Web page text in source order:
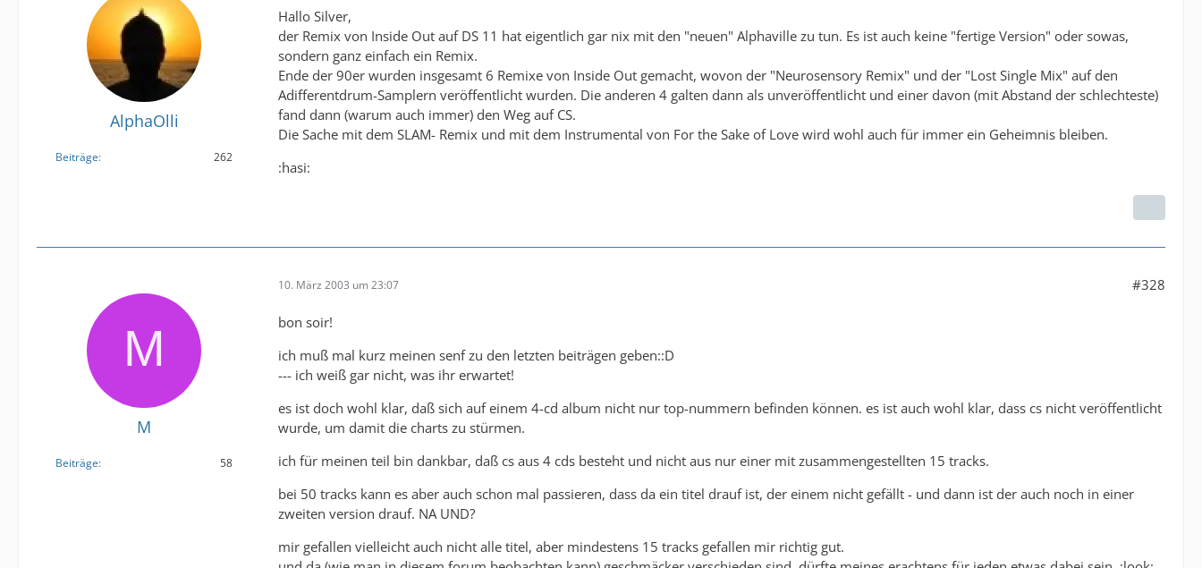
AlphaOlli
Beiträge 262
Hallo Silver,
der Remix von Inside Out auf DS 11 hat eigentlich gar nix mit den "neuen" Alphaville zu tun. Es ist auch keine "fertige Version" oder sowas,
sondern ganz einfach ein Remix.
Ende der 90er wurden insgesamt 6 Remixe von Inside Out gemacht, wovon der "Neurosensory Remix" und der "Lost Single Mix" auf den
Adifferentdrum-Samplern veröffentlicht wurden. Die anderen 4 galten dann als unveröffentlicht und einer davon (mit Abstand der schlechteste)
fand dann (warum auch immer) den Weg auf CS.
Die Sache mit dem SLAM- Remix und mit dem Instrumental von For the Sake of Love wird wohl auch für immer ein Geheimnis bleiben.
:hasi:
M
Beiträge 58
10. März 2003 um 23:07 #328
bon soir!
ich muß mal kurz meinen senf zu den letzten beiträgen geben::D
--- ich weiß gar nicht, was ihr erwartet!
es ist doch wohl klar, daß sich auf einem 4-cd album nicht nur top-nummern befinden können. es ist auch wohl klar, dass cs nicht veröffentlicht
wurde, um damit die charts zu stürmen.
ich für meinen teil bin dankbar, daß cs aus 4 cds besteht und nicht aus nur einer mit zusammengestellten 15 tracks.
bei 50 tracks kann es aber auch schon mal passieren, dass da ein titel drauf ist, der einem nicht gefällt - und dann ist der auch noch in einer
zweiten version drauf. NA UND?
mir gefallen vielleicht auch nicht alle titel, aber mindestens 15 tracks gefallen mir richtig gut.